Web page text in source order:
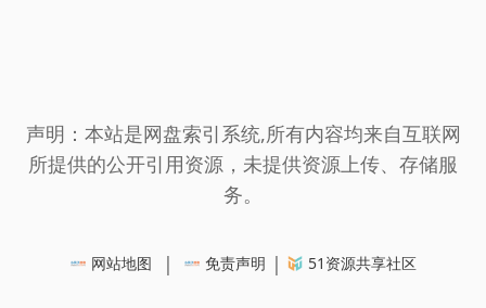
声明：本站是网盘索引系统,所有内容均来自互联网
所提供的公开引用资源，未提供资源上传、存储服
务。
网站地图 | 免责声明 | 51资源共享社区